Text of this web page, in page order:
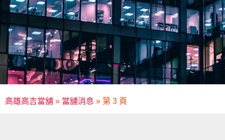
高雄高吉當舖 » 當舖消息 » 第 3 頁